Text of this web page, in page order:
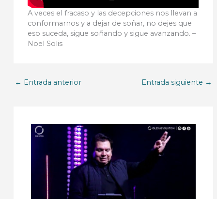
A veces el fracaso y las decepciones nos llevan a
conformarnos y a dejar de soñar, no dejes que
eso suceda, sigue soñando y sigue avanzando. –
Noel Solis
← Entrada anterior Entrada siguiente →